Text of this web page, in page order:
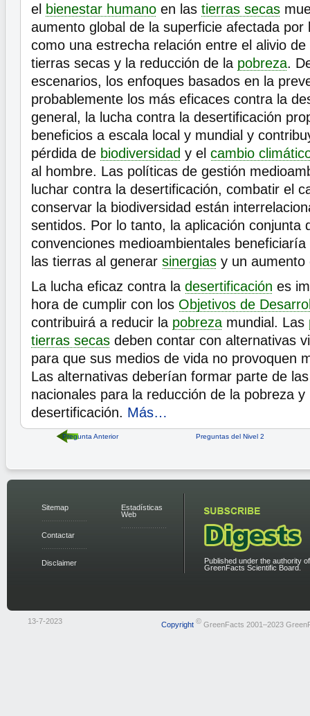
el bienestar humano en las tierras secas
aumento global de la superficie afectada
como una estrecha relación entre el alivio
tierras secas y la reducción de la pobreza.
escenarios, los enfoques basados en la
probablemente los más eficaces contra la
general, la lucha contra la desertificación
beneficios a escala local y mundial y
pérdida de biodiversidad y el cambio
al hombre. Las políticas de gestión
luchar contra la desertificación, combatir el
conservar la biodiversidad están
sentidos. Por lo tanto, la aplicación conjunta
convenciones medioambientales
las tierras al generar sinergias y un aumento
La lucha eficaz contra la desertificación es
hora de cumplir con los Objetivos de
contribuirá a reducir la pobreza mundial. Las
tierras secas deben contar con alternativas
para que sus medios de vida no provoquen
Las alternativas deberían formar parte de
nacionales para la reducción de la pobreza
desertificación. Más…
Pregunta Anterior Preguntas del Nivel 2
Sitemap
Contactar
Disclaimer
Estadísticas
Web
Published under the authority
GreenFacts Scientific Board.
13-7-2023 Copyright ©GreenFacts 2001–2023